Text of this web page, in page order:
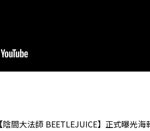
間大法師 BEETLEJUICE】正式曝光